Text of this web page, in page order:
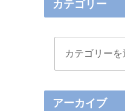
カテゴリー
アーカイブ